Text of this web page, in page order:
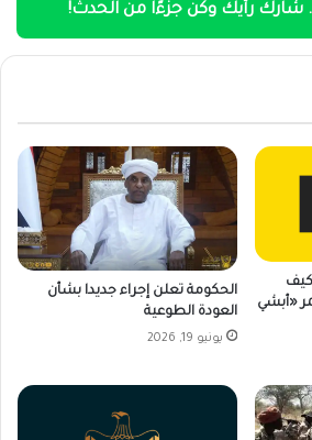
شارك رأيك وكن جزءًا من الحدث!
كيف
«أبشي
الحكومة تعلن إجراء جديدا بشأن
العودة الطوعية
يونيو 19, 2026